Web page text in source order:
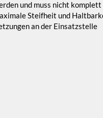
und muss nicht
Steifheit und
an der Einsatzstelle